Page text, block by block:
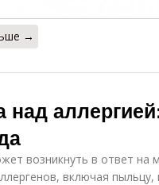
→
над
возникнуть в ответ на
включая